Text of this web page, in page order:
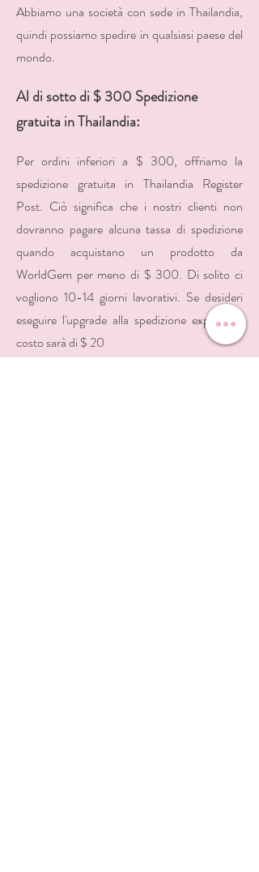
Abbiamo una società con sede in Thailandia,
quindi possiamo spedire in qualsiasi paese del
mondo.
Al di sotto di $ 300 Spedizione
gratuita in Thailandia:
Per ordini inferiori a $ 300, offriamo la
spedizione gratuita in Thailandia Register
Post. Ciò significa che i nostri clienti non
dovranno pagare alcuna tassa di spedizione
quando acquistano un prodotto da
WorldGem per meno di $ 300. Di solito ci
vogliono 10-14 giorni lavorativi. Se desideri
eseguire l'upgrade alla spedizione express, il
costo sarà di $ 20